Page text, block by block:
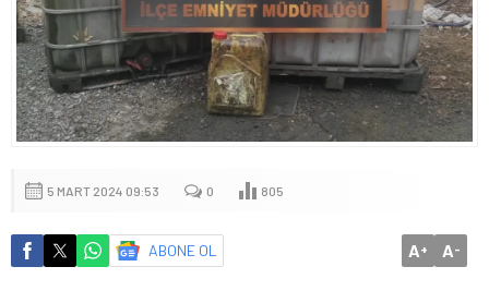
5 MART 2024 09:53 0 805
ABONE OL A+ A-